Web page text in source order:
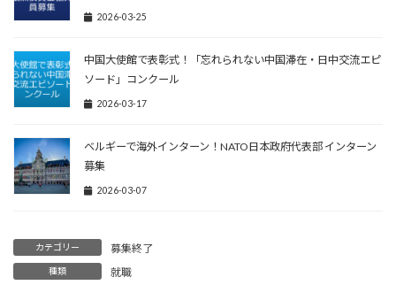
2026-03-25
中国大使館で表彰式！「忘れられない中国滞在・日中交流エピ
ソード」コンクール
2026-03-17
ベルギーで海外インターン！NATO日本政府代表部 インターン
募集
2026-03-07
カテゴリー 募集終了
種類 就職